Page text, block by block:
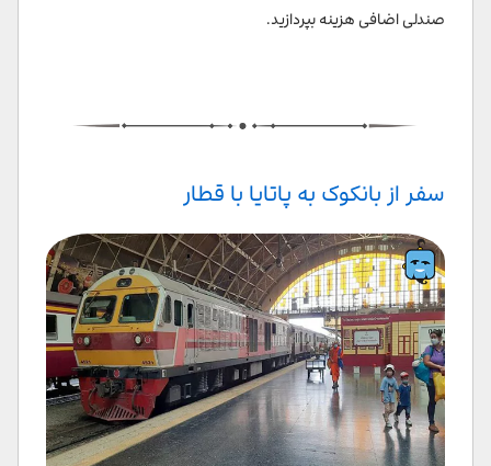
صندلی اضافی هزینه بپردازید.
سفر از بانکوک به پاتایا با قطار